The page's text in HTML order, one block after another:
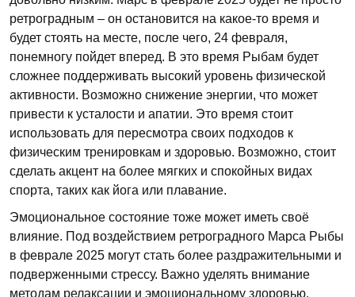
ретроградным – он остановится на какое-то время и
будет стоять на месте, после чего, 24 февраля,
понемногу пойдет вперед. В это время Рыбам будет
сложнее поддерживать высокий уровень физической
активности. Возможно снижение энергии, что может
привести к усталости и апатии. Это время стоит
использовать для пересмотра своих подходов к
физическим тренировкам и здоровью. Возможно, стоит
сделать акцент на более мягких и спокойных видах
спорта, таких как йога или плавание.
Эмоциональное состояние тоже может иметь своё
влияние. Под воздействием ретроградного Марса Рыбы
в феврале 2025 могут стать более раздражительными и
подверженными стрессу. Важно уделять внимание
методам релаксации и эмоциональному здоровью.